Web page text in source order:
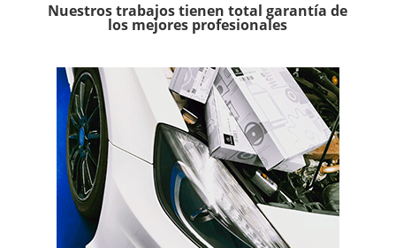
Nuestros trabajos tienen total garantía de
los mejores profesionales